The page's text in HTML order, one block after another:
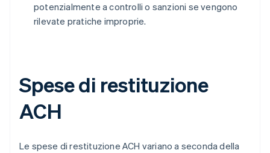
potenzialmente a controlli o sanzioni se vengono
rilevate pratiche improprie.
Spese di restituzione
ACH
Le spese di restituzione ACH variano a seconda della